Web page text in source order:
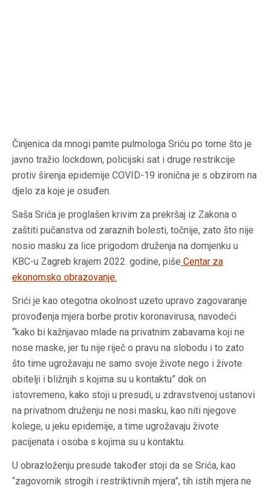
Činjenica da mnogi pamte pulmologa Sriću po tome što je
javno tražio lockdown, policijski sat i druge restrikcije
protiv širenja epidemije COVID-19 ironična je s obzirom na
djelo za koje je osuđen.
Saša Srića je proglašen krivim za prekršaj iz Zakona o
zaštiti pučanstva od zaraznih bolesti, točnije, zato što nije
nosio masku za lice prigodom druženja na domjenku u
KBC-u Zagreb krajem 2022. godine, piše Centar za
ekonomsko obrazovanje.
Srići je kao otegotna okolnost uzeto upravo zagovaranje
provođenja mjera borbe protiv koronavirusa, navodeći
“kako bi kažnjavao mlade na privatnim zabavama koji ne
nose maske, jer tu nije riječ o pravu na slobodu i to zato
što time ugrožavaju ne samo svoje živote nego i živote
obitelji i bližnjih s kojima su u kontaktu” dok on
istovremeno, kako stoji u presudi, u zdravstvenoj ustanovi
na privatnom druženju ne nosi masku, kao niti njegove
kolege, u jeku epidemije, a time ugrožavaju živote
pacijenata i osoba s kojima su u kontaktu.
U obrazloženju presude također stoji da se Srića, kao
“zagovornik strogih i restriktivnih mjera”, tih istih mjera ne